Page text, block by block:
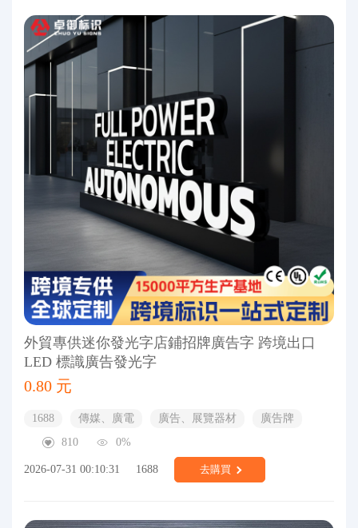
外貿專供迷你發光字店鋪招牌廣告字 跨境出口
LED 標識廣告發光字
0.80 元
1688 傳媒、廣電 廣告、展覽器材
廣告牌
810
0%
2026-07-31 00:10:31 1688 去購買